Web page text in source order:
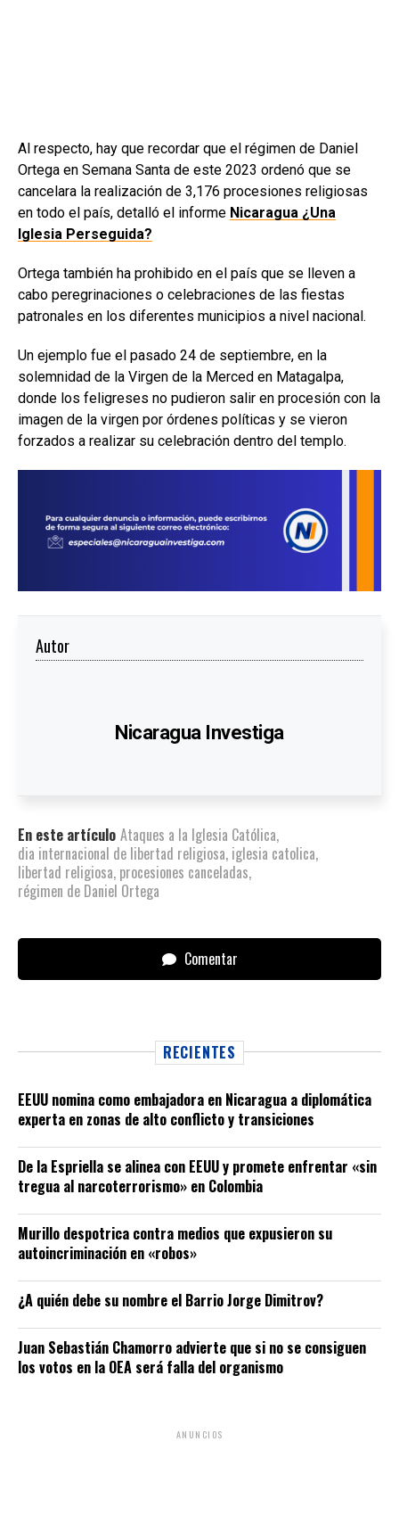
Al respecto, hay que recordar que el régimen de Daniel
Ortega en Semana Santa de este 2023 ordenó que se
cancelara la realización de 3,176 procesiones religiosas
en todo el país, detalló el informe Nicaragua ¿Una
Iglesia Perseguida?
Ortega también ha prohibido en el país que se lleven a
cabo peregrinaciones o celebraciones de las fiestas
patronales en los diferentes municipios a nivel nacional.
Un ejemplo fue el pasado 24 de septiembre, en la
solemnidad de la Virgen de la Merced en Matagalpa,
donde los feligreses no pudieron salir en procesión con la
imagen de la virgen por órdenes políticas y se vieron
forzados a realizar su celebración dentro del templo.
Autor
Nicaragua Investiga
En este artículo Ataques a la Iglesia Católica,
dia internacional de libertad religiosa, iglesia catolica,
libertad religiosa, procesiones canceladas,
régimen de Daniel Ortega
Comentar
RECIENTES
EEUU nomina como embajadora en Nicaragua a diplomática
experta en zonas de alto conflicto y transiciones
De la Espriella se alinea con EEUU y promete enfrentar «sin
tregua al narcoterrorismo» en Colombia
Murillo despotrica contra medios que expusieron su
autoincriminación en «robos»
¿A quién debe su nombre el Barrio Jorge Dimitrov?
Juan Sebastián Chamorro advierte que si no se consiguen
los votos en la OEA será falla del organismo
ANUNCIOS